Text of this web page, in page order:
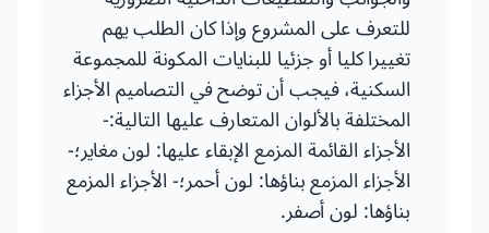
للتعرف على المشروع وإذا كان الطلب يهم
تغييرا كليا أو جزئيا للبنايات المكونة للمجموعة
السكنية، فيجب أن توضح في التصاميم الأجزاء
المختلفة بالألوان المتعارف عليها التالية:-
الأجزاء القائمة المزمع الإبقاء عليها: لون مغاير؛-
الأجزاء المزمع بناؤها: لون أحمر؛- الأجزاء المزمع
بناؤها: لون أصفر.